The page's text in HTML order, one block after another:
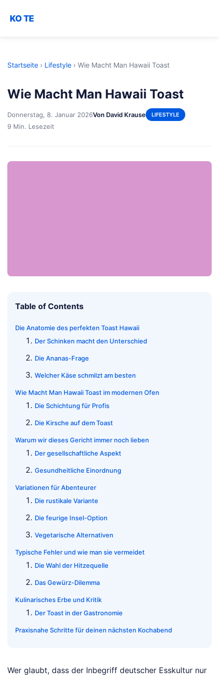
KO TE
Startseite › Lifestyle › Wie Macht Man Hawaii Toast
Wie Macht Man Hawaii Toast
Donnerstag, 8. Januar 2026Von David Krause LIFESTYLE
9 Min. Lesezeit
Table of Contents
Die Anatomie des perfekten Toast Hawaii
Der Schinken macht den Unterschied
Die Ananas-Frage
Welcher Käse schmilzt am besten
Wie Macht Man Hawaii Toast im modernen Ofen
Die Schichtung für Profis
Die Kirsche auf dem Toast
Warum wir dieses Gericht immer noch lieben
Der gesellschaftliche Aspekt
Gesundheitliche Einordnung
Variationen für Abenteurer
Die rustikale Variante
Die feurige Insel-Option
Vegetarische Alternativen
Typische Fehler und wie man sie vermeidet
Die Wahl der Hitzequelle
Das Gewürz-Dilemma
Kulinarisches Erbe und Kritik
Der Toast in der Gastronomie
Praxisnahe Schritte für deinen nächsten Kochabend
Wer glaubt, dass der Inbegriff deutscher Esskultur nur